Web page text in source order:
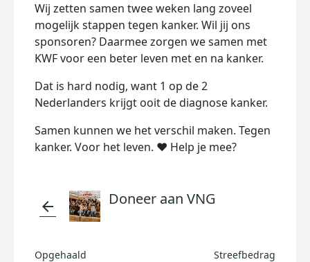
Wij zetten samen twee weken lang zoveel
mogelijk stappen tegen kanker. Wil jij ons
sponsoren? Daarmee zorgen we samen met
KWF voor een beter leven met en na kanker.
Dat is hard nodig, want 1 op de 2
Nederlanders krijgt ooit de diagnose kanker.
Samen kunnen we het verschil maken. Tegen
kanker. Voor het leven. ❤️ Help je mee?
arrow_back Doneer aan VNG
Opgehaald Streefbedrag